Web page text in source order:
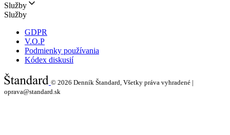
Služby
Služby
GDPR
V.O.P
Podmienky používania
Kódex diskusií
© 2026 Denník Štandard, Všetky práva vyhradené |
oprava@standard.sk